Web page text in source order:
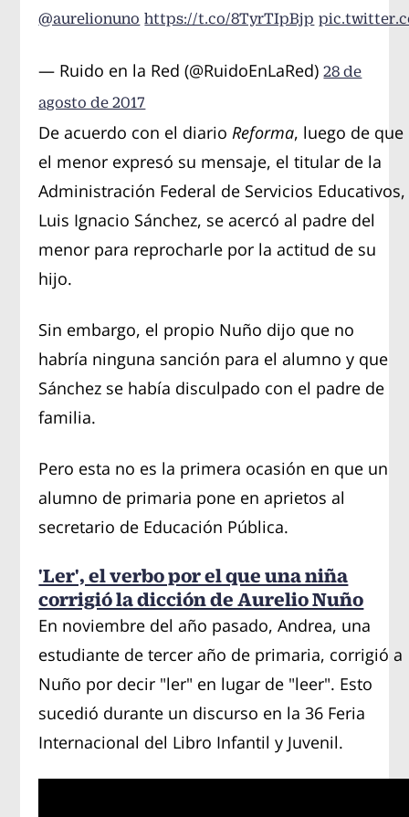
@aurelionuno https://t.co/8TyrTIpBjp
— Ruido en la Red (@RuidoEnLaRed)28 de
agosto de 2017
De acuerdo con el diario Reforma, luego de que
el menor expresó su mensaje, el titular de la
Administración Federal de Servicios Educativos,
Luis Ignacio Sánchez, se acercó al padre del
menor para reprocharle por la actitud de su
hijo.
Sin embargo, el propio Nuño dijo que no
habría ninguna sanción para el alumno y que
Sánchez se había disculpado con el padre de
familia.
Pero esta no es la primera ocasión en que un
alumno de primaria pone en aprietos al
secretario de Educación Pública.
'Ler', el verbo por el que una niña
corrigió la dicción de Aurelio Nuño
En noviembre del año pasado, Andrea, una
estudiante de tercer año de primaria, corrigió a
Nuño por decir "ler" en lugar de "leer". Esto
sucedió durante un discurso en la 36 Feria
Internacional del Libro Infantil y Juvenil.